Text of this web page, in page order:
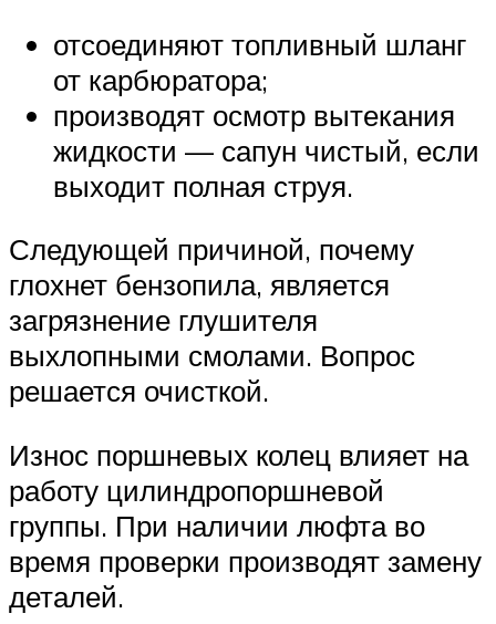
отсоединяют топливный шланг
от карбюратора;
производят осмотр вытекания
жидкости — сапун чистый, если
выходит полная струя.
Следующей причиной, почему
глохнет бензопила, является
загрязнение глушителя
выхлопными смолами. Вопрос
решается очисткой.
Износ поршневых колец влияет на
работу цилиндропоршневой
группы. При наличии люфта во
время проверки производят замену
деталей.